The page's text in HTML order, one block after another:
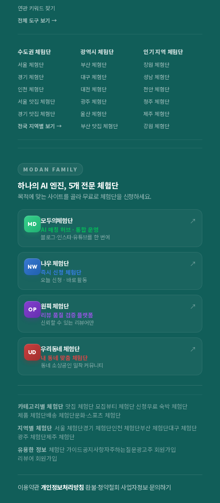
연관 키워드 찾기
전체 도구 보기 →
수도권 체험단
서울 체험단
경기 체험단
인천 체험단
서울 맛집 체험단
경기 맛집 체험단
전국 지역별 보기 →
광역시 체험단
부산 체험단
대구 체험단
대전 체험단
광주 체험단
울산 체험단
부산 맛집 체험단
인기 지역 체험단
창원 체험단
성남 체험단
천안 체험단
청주 체험단
제주 체험단
강원 체험단
MODAN FAMILY
하나의 AI 엔진, 5개 전문 체험단
목적에 맞는 사이트를 골라 무료로 체험단을 신청하세요.
MD 모두의체험단 ↗
AI 매칭 허브 · 통합 운영
블로그·인스타·유튜브를 한 번에
NW 나우 체험단 ↗
즉시 신청 체험단
오늘 신청 · 바로 활동
OP 원픽 체험단 ↗
리뷰 품질 검증 플랫폼
신뢰할 수 있는 리뷰어만
UD 우리동네 체험단 ↗
내 동네 맞춤 체험단
동네 소상공인 밀착 커뮤니티
카테고리별 체험단 맛집 체험단 모집뷰티 체험단 신청무료 숙박 체험단
제품 체험단배송 체험단문화·스포츠 체험단
지역별 체험단 서울 체험단경기 체험단인천 체험단부산 체험단대구 체험단
광주 체험단제주 체험단
유용한 정보 체험단 가이드공지사항자주하는질문광고주 회원가입
리뷰어 회원가입
이용약관·개인정보처리방침·환불·청약철회·사업자정보·문의하기